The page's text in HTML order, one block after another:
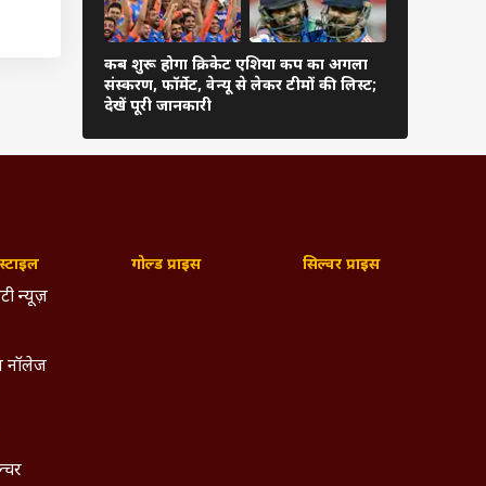
कब शुरू होगा क्रिकेट एशिया कप का अगला
संस्करण, फॉर्मेट, वेन्यू से लेकर टीमों की लिस्ट;
देखें पूरी जानकारी
न्यूज़
नॉलेज
गोल्ड प्राइस सिल्वर प्राइस